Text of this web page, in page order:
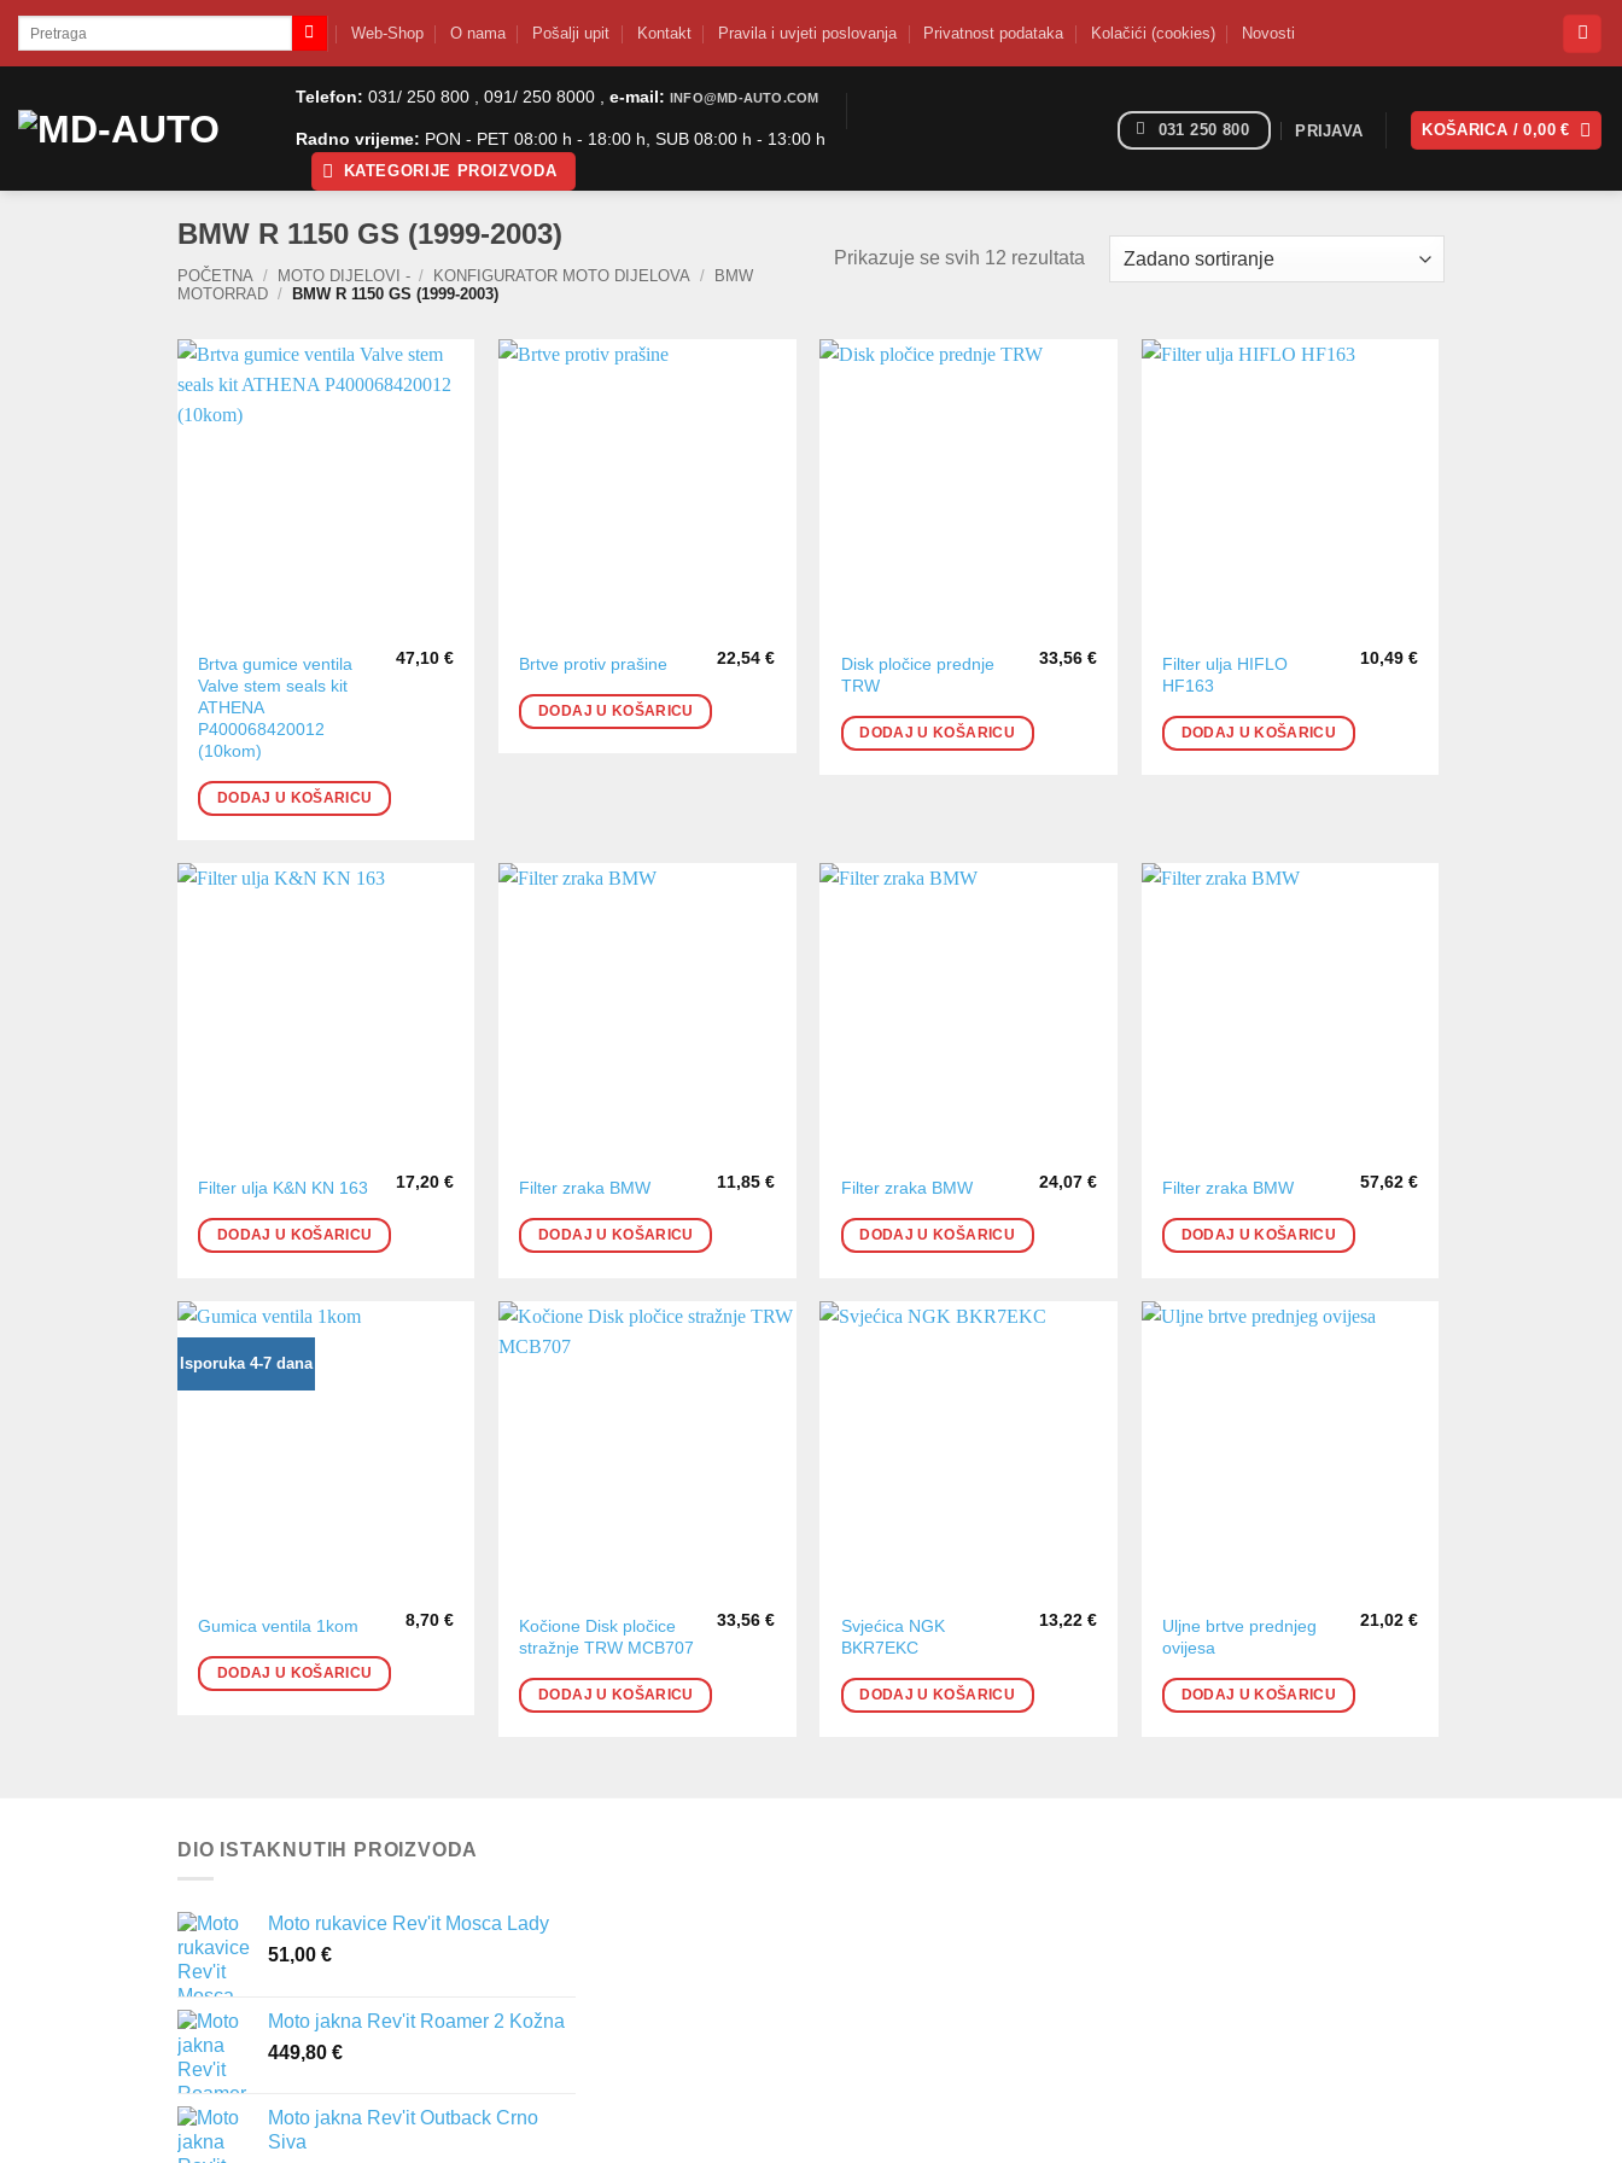
SkipPretraži: Web-Shop O nama Pošalji upit Kontakt Pravila i uvjeti poslovanja Privatnost podataka Kolačići (cookies) Novosti
Telefon: 031/ 250 800 , 091/ 250 8000 , e-mail: INFO@MD-AUTO.COM
Radno vrijeme: PON - PET 08:00 h - 18:00 h, SUB 08:00 h - 13:00 h
KATEGORIJE PROIZVODA
031 250 800 PRIJAVA KOŠARICA /0,00€
BMW R 1150 GS (1999-2003)
POČETNA / MOTO DIJELOVI - / KONFIGURATOR MOTO DIJELOVA /
BMW
MOTORRAD / BMW R 1150 GS (1999-2003)
Prikazuje se svih 12 rezultata
Brtva gumice ventila
Valve stem seals kit
ATHENA
P400068420012
(10kom)
47,10€
DODAJ U KOŠARICU
Brtve protiv prašine 22,54€
DODAJ U KOŠARICU
Disk pločice prednje
TRW
33,56 €
DODAJ U KOŠARICU
Filter ulja HIFLO
HF163
10,49 €
DODAJ U KOŠARICU
Filter ulja K&N KN 163 17,20€
DODAJ U KOŠARICU
Filter zraka BMW 11,85€
DODAJ U KOŠARICU
Filter zraka BMW 24,07 €
DODAJ U KOŠARICU
Filter zraka BMW 57,62 €
DODAJ U KOŠARICU
Isporuka 4-7 dana
Gumica ventila 1kom 8,70€
DODAJ U KOŠARICU
Kočione Disk pločice
stražnje TRW MCB707
33,56€
DODAJ U KOŠARICU
Svjećica NGK
BKR7EKC
13,22 €
DODAJ U KOŠARICU
Uljne brtve prednjeg
ovijesa
21,02 €
DODAJ U KOŠARICU
DIO ISTAKNUTIH PROIZVODA
Moto rukavice Rev'it Mosca Lady
51,00 €
Moto jakna Rev'it Roamer 2 Kožna
449,80 €
Moto jakna Rev'it Outback Crno
Siva